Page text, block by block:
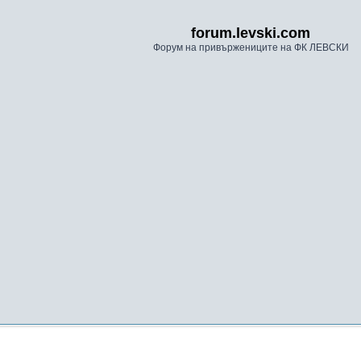
forum.levski.com
Форум на привържениците на ФК ЛЕВСКИ